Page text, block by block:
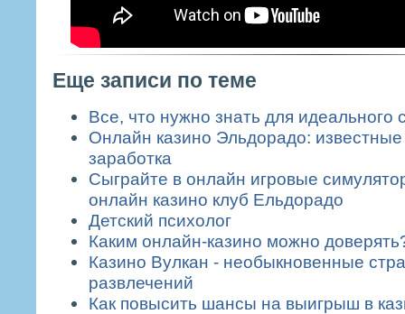
Еще записи по теме
Все, что нужно знать для идеального
Онлайн казино Эльдорадо:
заработка
Сыграйте в онлайн игровые
онлайн казино клуб Ельдорадо
Детский психолог
Каким онлайн-казино можно
Казино Вулкан - необыкновенные
развлечений
Как повысить шансы на выигрыш в